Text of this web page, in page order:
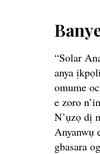
“Solar
anya
omume
e zoro
N’ụzọ dị
Anyanwụ
gbasara